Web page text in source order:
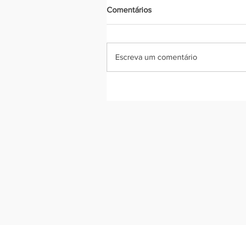
Comentários
Escreva um comentário